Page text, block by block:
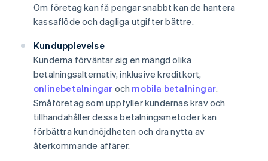
Om företag kan få pengar snabbt kan de hantera
kassaflöde och dagliga utgifter bättre.
Kundupplevelse
Kunderna förväntar sig en mängd olika
betalningsalternativ, inklusive kreditkort,
onlinebetalningar och mobila betalningar.
Småföretag som uppfyller kundernas krav och
tillhandahåller dessa betalningsmetoder kan
förbättra kundnöjdheten och dra nytta av
återkommande affärer.